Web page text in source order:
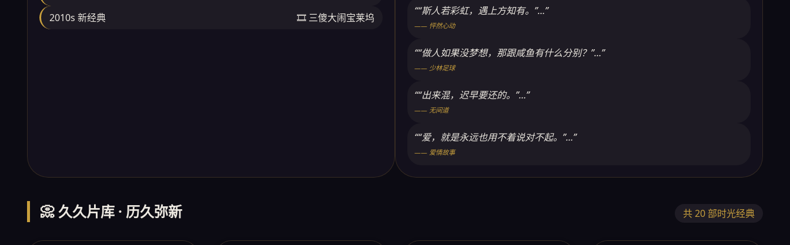
2010s 新经典
🎞️ 三傻大闹宝莱坞
““斯人若彩虹，遇上方知有。”…”
—— 怦然心动
““做人如果没梦想，那跟咸鱼有什么分别？”…”
—— 少林足球
““出来混，迟早要还的。”…”
—— 无间道
““爱，就是永远也用不着说对不起。”…”
—— 爱情故事
📀 久久片库 · 历久弥新 共 20 部时光经典